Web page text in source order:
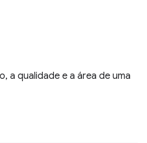
a qualidade e a área de uma